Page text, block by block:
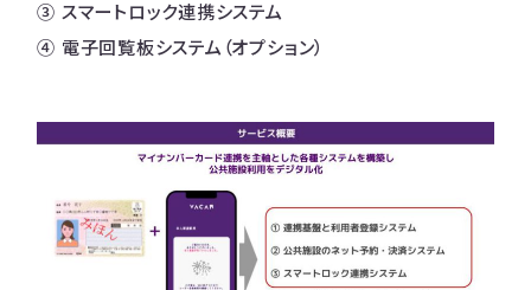
③ スマートロック連携システム
④ 電子回覧板システム（オプション）